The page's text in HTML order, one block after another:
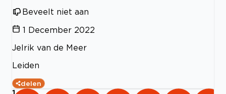
Beveelt niet aan
1 December 2022
Jelrik van de Meer
Leiden
delen